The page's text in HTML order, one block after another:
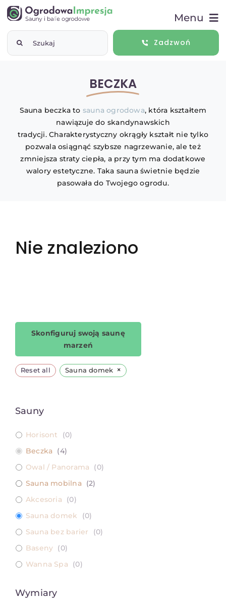
Przejdź
do
zawartości
Menu
Balie ogrodowe
Baseny ogrodowe
Szukaj
Zadzwoń
BECZKA
Sauna beczka to sauna ogrodowa, która kształtem
nawiązuje do skandynawskich
tradycji. Charakterystyczny okrągły kształt nie tylko
pozwala osiągnąć szybsze nagrzewanie, ale też
zmniejsza straty ciepła, a przy tym ma dodatkowe
walory estetyczne. Taka sauna świetnie będzie
pasowała do Twojego ogrodu.
Nie znaleziono
Skonfiguruj swoją saunę
marzeń
Reset all Sauna domek ×
Sauny
Horisont (0)
Beczka
(4)
Owal / Panorama
(0)
Sauna mobilna
(2)
Akcesoria
(0)
Sauna domek
(0)
Sauna bez barier
(0)
Baseny (0)
Wanna Spa
(0)
Wymiary